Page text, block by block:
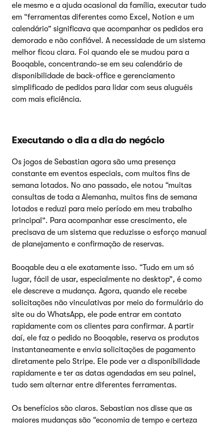
ele mesmo e a ajuda ocasional da família, executar tudo
em “ferramentas diferentes como Excel, Notion e um
calendário” significava que acompanhar os pedidos era
demorado e não confiável. A necessidade de um sistema
melhor ficou clara. Foi quando ele se mudou para a
Booqable, concentrando-se em seu calendário de
disponibilidade de back-office e gerenciamento
simplificado de pedidos para lidar com seus aluguéis
com mais eficiência.
Executando o dia a dia do negócio
Os jogos de Sebastian agora são uma presença
constante em eventos especiais, com muitos fins de
semana lotados. No ano passado, ele notou “muitas
consultas de toda a Alemanha, muitos fins de semana
lotados e reduzi para meio período em meu trabalho
principal”. Para acompanhar esse crescimento, ele
precisava de um sistema que reduzisse o esforço manual
de planejamento e confirmação de reservas.
Booqable deu a ele exatamente isso. “Tudo em um só
lugar, fácil de usar, especialmente no desktop”, é como
ele descreve a mudança. Agora, quando ele recebe
solicitações não vinculativas por meio do formulário do
site ou do WhatsApp, ele pode entrar em contato
rapidamente com os clientes para confirmar. A partir
daí, ele faz o pedido no Booqable, reserva os produtos
instantaneamente e envia solicitações de pagamento
diretamente pelo Stripe. Ele pode ver a disponibilidade
rapidamente e ter as datas agendadas em seu painel,
tudo sem alternar entre diferentes ferramentas.
Os benefícios são claros. Sebastian nos disse que as
maiores mudanças são “economia de tempo e certeza